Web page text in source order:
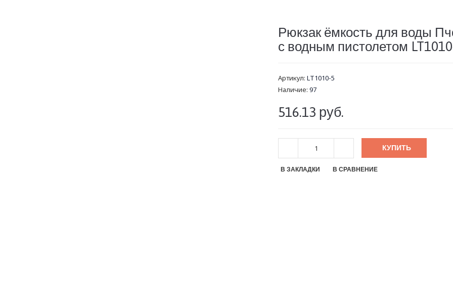
Рюкзак ёмкость для воды
с водным пистолетом
Артикул:LT1010-5
Наличие:97
516.13 руб.
КУПИТЬ
В ЗАКЛАДКИ В СРАВНЕНИЕ